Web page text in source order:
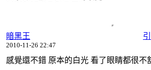
暗黑王
2010-11-26 22:47
感覺還不錯 原本的白光 看了眼睛都很不